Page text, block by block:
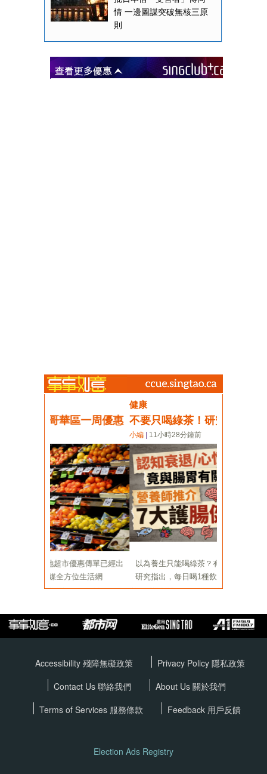
Accessibility 殘障無礙政策 Privacy Policy 隱私政策
Contact Us 聯絡我們
About Us 關於我們
Terms of Services 服務條款 Feedback 用戶反饋
Election Ads Registry